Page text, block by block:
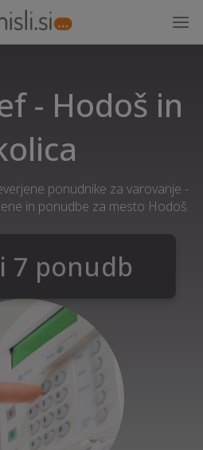
- Hodoš in
ponudnike za varovanje -
in ponudbe za mesto Hodoš.
7 ponudb